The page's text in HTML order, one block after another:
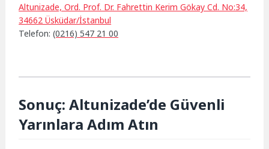
Altunizade, Ord. Prof. Dr. Fahrettin Kerim Gökay Cd. No:34,
34662 Üsküdar/İstanbul
Telefon:(0216) 547 21 00
Sonuç: Altunizade’de Güvenli
Yarınlara Adım Atın